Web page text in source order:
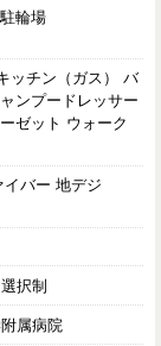
輪場
ッチン（ガス） バ
ンプードレッサー
ゼット ウォーク
バー 地デジ
択制
属病院